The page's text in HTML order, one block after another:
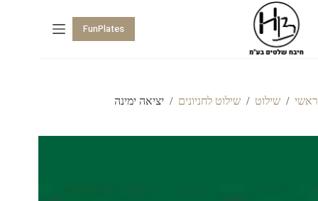
FunPlates
ראשי / שילוט / שילוט לחניונים / יציאה ימינה